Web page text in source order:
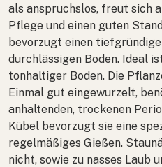
als anspruchslos, freut sich
Pflege und einen guten
bevorzugt einen
durchlässigen Boden. Ideal
tonhaltiger Boden. Die
Einmal gut eingewurzelt,
anhaltenden, trockenen
Kübel bevorzugt sie eine
regelmäßiges Gießen.
nicht, sowie zu nasses Laub